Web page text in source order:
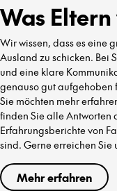
Was
Wir wissen, dass es eine
Ausland zu schicken. Bei
und eine klare
genauso gut aufgehoben
Sie möchten mehr
finden Sie alle Antworten
Erfahrungsberichte von
sind. Gerne erreichen Sie
Mehr erfahren